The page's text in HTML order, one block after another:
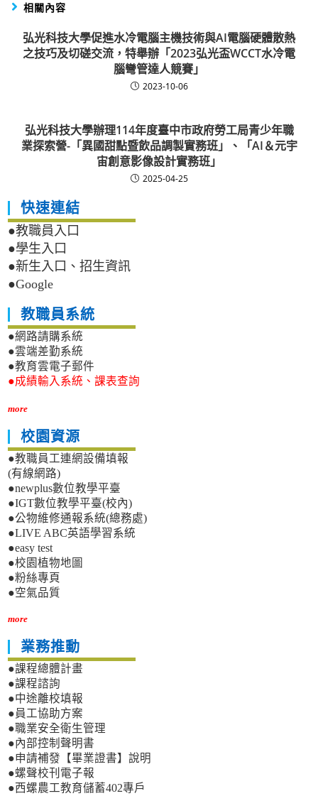
相關內容
弘光科技大學促進水冷電腦主機技術與AI電腦硬體散熱
之技巧及切磋交流，特舉辦「2023弘光盃WCCT水冷電
腦彎管達人競賽」
2023-10-06
弘光科技大學辦理114年度臺中市政府勞工局青少年職
業探索營-「異國甜點暨飲品調製實務班」、「AI＆元宇
宙創意影像設計實務班」
2025-04-25
快速連結
●教職員入口
●學生入口
●新生入口、招生資訊
●Google
教職員系統
●網路請購系統
●雲端差勤系統
●教育雲電子郵件
●成績輸入系統、課表查詢
more
校園資源
●教職員工連網設備填報
(有線網路)
●newplus數位教學平臺
●IGT數位教學平臺(校內)
●公物維修通報系統(總務處)
●LIVE ABC英語學習系統
●easy test
●校園植物地圖
●粉絲專頁
●空氣品質
more
業務推動
●課程總體計畫
●課程諮詢
●中途離校填報
●員工協助方案
●職業安全衛生管理
●內部控制聲明書
●申請補發【畢業證書】說明
●螺聲校刊電子報
●西螺農工教育儲蓄402專戶